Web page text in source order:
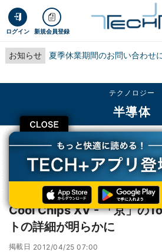
ログイン 新規会員登録
お知らせ 夏季休業期間のお問い合わせ
CLOSE
テクノロジー
半導体
TECH+ テクノロジー
半導体
Cool Chips XV - 「京」のTofuインタコネクト
Cool Chips XV - 「京」の
トの詳細が明らかに
掲載日 2012/04/25 07:00